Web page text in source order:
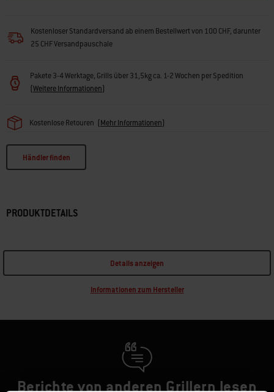
Kostenloser Standardversand ab einem Bestellwert von 100 CHF, darunter
25 CHF Versandpauschale
Pakete 3-4 Werktage, Grills über 31,5kg ca. 1-2 Wochen per Spedition
(Weitere Informationen)
Kostenlose Retouren (Mehr Informationen)
Händler finden
PRODUKTDETAILS
Details anzeigen
Informationen zum Hersteller
Berichte von anderen Grillern lesen